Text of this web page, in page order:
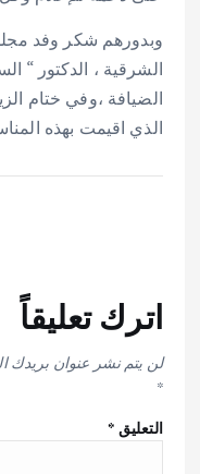
وبدورهم شكر وفد
الشرقية ، الدكتور “
الضيافة ،وفي ختام
الذي اقيمت بهذه
اترك تعليقاً
لن يتم نشر عنوان بريدك
*
التعليق*